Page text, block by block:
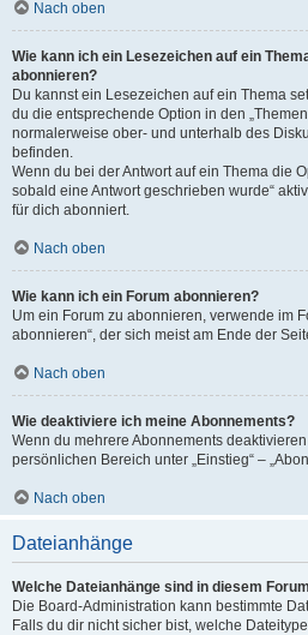
Nach oben
Wie kann ich ein Lesezeichen auf ein
abonnieren?
Du kannst ein Lesezeichen auf ein Thema
du die entsprechende Option in den
normalerweise ober- und unterhalb des
befinden.
Wenn du bei der Antwort auf ein Thema die
sobald eine Antwort geschrieben wurde“
für dich abonniert.
Nach oben
Wie kann ich ein Forum abonnieren?
Um ein Forum zu abonnieren, verwende im
abonnieren“, der sich meist am Ende der
Nach oben
Wie deaktiviere ich meine Abonnements?
Wenn du mehrere Abonnements
persönlichen Bereich unter „Einstieg“ –
Nach oben
Dateianhänge
Welche Dateianhänge sind in diesem
Die Board-Administration kann bestimmte
Falls du dir nicht sicher bist, welche